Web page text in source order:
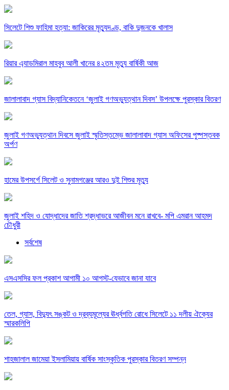
সিলেটে শিশু ফাহিমা হত্যা: জাকিরের মৃত্যুদণ্ড, বাকি দুজনকে খালাস
রিয়ার এ্যাডমিরাল মাহবুব আলী খানের ৪২তম মৃত্যু বার্ষিকী আজ
জালালাবাদ গ্যাস বিদ্যানিকেতনে ‘জুলাই গণঅভ্যুত্থান দিবস’ উপলক্ষে পুরস্কার বিতরণ
জুলাই গণঅভ্যুত্থান দিবসে জুলাই স্মৃতিস্তম্ভে জালালাবাদ গ্যাস অফিসের পুষ্পস্তবক
অর্পণ
হামের উপসর্গে সিলেট ও সুনামগঞ্জের আরও দুই শিশুর মৃত্যু
জুলাই শহিদ ও যোদ্ধাদের জাতি শ্রদ্ধাভরে আজীবন মনে রাখবে- মপি এমরান আহমদ
চৌধুরী
সর্বশেষ
এসএসসির ফল প্রকাশ আগামী ১০ আগস্ট-যেভাবে জানা যাবে
তেল, গ্যাস, বিদ্যুৎ সঙ্কট ও দ্রব্যমূল্যের ঊর্ধ্বগতি রোধে সিলেটে ১১ দলীয় ঐক্যের
স্মারকলিপি
শাহজালাল জামেয়া ইসলামিয়ায় বার্ষিক সাংস্কৃতিক পুরস্কার বিতরণ সম্পন্ন